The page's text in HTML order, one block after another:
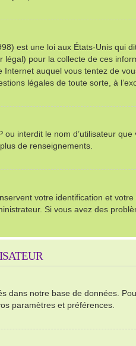
est une loi aux États-Unis qui
pour la collecte de ces
auquel vous tentez de
légales de toute sorte, à
interdit le nom d’utilisateur
de renseignements.
votre identification et
Si vous avez des
dans notre base de données.
paramètres et préférences.